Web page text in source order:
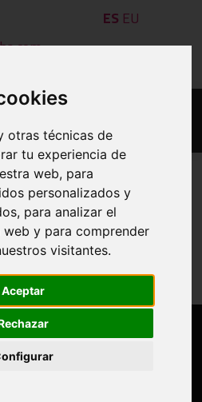
otras técnicas de
tu experiencia de
web, para
personalizados y
para analizar el
y para comprender
visitantes.
Aceptar
ES EU